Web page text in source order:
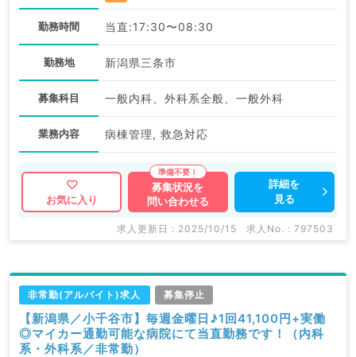
勤務時間 当直:17:30〜08:30
勤務地 新潟県三条市
募集科目 一般内科、外科系全般、一般外科
業務内容 病棟管理, 救急対応
お気に入り
募集状況を
問い合わせる
詳細を
見る
求人更新日 : 2025/10/15 求人No. : 797503
非常勤(アルバイト)求人 募集停止
【新潟県／小千谷市】毎週金曜日♪1回41,100円+実働
◎マイカー通勤可能な病院にて当直勤務です！（内科
系・外科系／非常勤）